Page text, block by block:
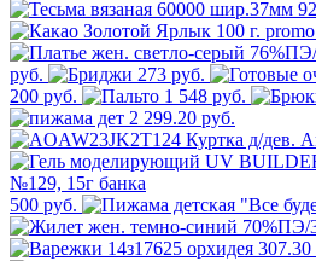
руб.
273 руб.
200 руб.
1 548 руб.
2 299.20 руб.
500 руб.
307.30